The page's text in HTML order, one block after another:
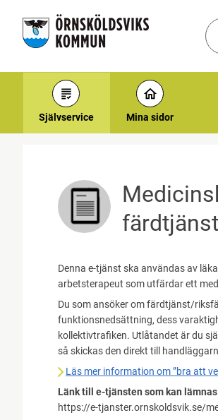
tjänster
Örnsköldsviks
kommun
Självservice Mina sidor
Denna e-tjänst ska användas av
arbetsterapeut som utfärdar ett
Du som ansöker om färdtjänst/
funktionsnedsättning, dess
kollektivtrafiken. Utlåtandet är du
så skickas den direkt till
Läs mer information om ”bra att
Länk till e-tjänsten som kan
https://e-tjanster.ornskoldsvik.se/